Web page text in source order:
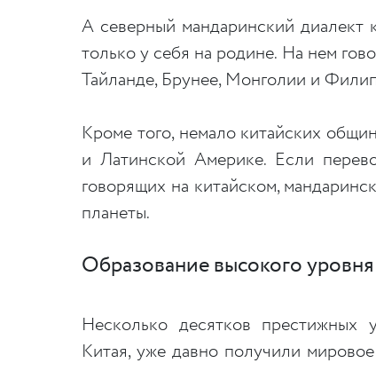
А северный мандаринский диалект
только у себя на родине. На нем
Тайланде, Брунее, Монголии и
Кроме того, немало китайских
и Латинской Америке. Если
говорящих на китайском,
планеты.
Образование высокого уровня
Несколько десятков престижных
Китая, уже давно получили